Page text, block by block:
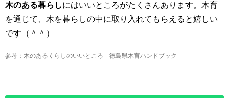
木のある暮らしにはいいところがたくさんあります。木育
を通じて、木を暮らしの中に取り入れてもらえると嬉しい
です（＾＾）
参考：木のあるくらしのいいところ 徳島県木育ハンドブック